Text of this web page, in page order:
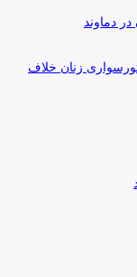
دماوند
زنان خلاف